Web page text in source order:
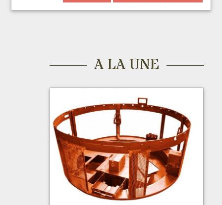
A LA UNE